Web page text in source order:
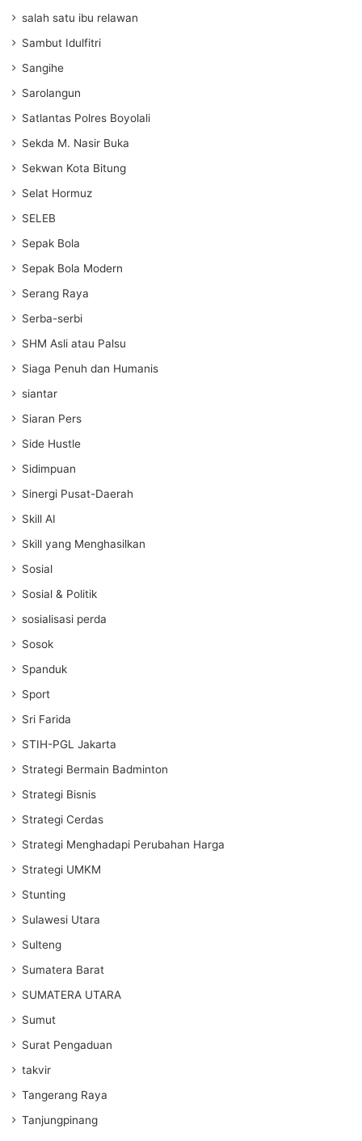
salah satu ibu relawan
Sambut Idulfitri
Sangihe
Sarolangun
Satlantas Polres Boyolali
Sekda M. Nasir Buka
Sekwan Kota Bitung
Selat Hormuz
SELEB
Sepak Bola
Sepak Bola Modern
Serang Raya
Serba-serbi
SHM Asli atau Palsu
Siaga Penuh dan Humanis
siantar
Siaran Pers
Side Hustle
Sidimpuan
Sinergi Pusat-Daerah
Skill AI
Skill yang Menghasilkan
Sosial
Sosial & Politik
sosialisasi perda
Sosok
Spanduk
Sport
Sri Farida
STIH-PGL Jakarta
Strategi Bermain Badminton
Strategi Bisnis
Strategi Cerdas
Strategi Menghadapi Perubahan Harga
Strategi UMKM
Stunting
Sulawesi Utara
Sulteng
Sumatera Barat
SUMATERA UTARA
Sumut
Surat Pengaduan
takvir
Tangerang Raya
Tanjungpinang